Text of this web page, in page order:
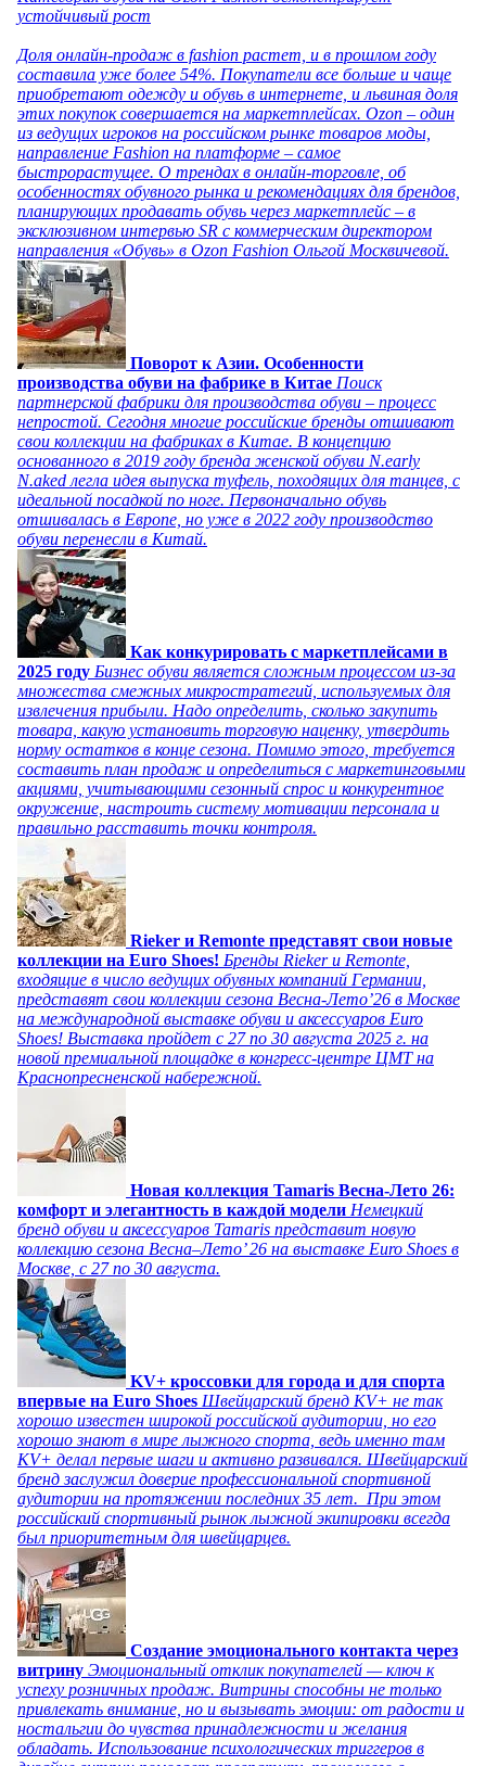
устойчивый рост
Доля онлайн-продаж в fashion растет, и в прошлом году
составила уже более 54%. Покупатели все больше и чаще
приобретают одежду и обувь в интернете, и львиная доля
этих покупок совершается на маркетплейсах. Ozon – один
из ведущих игроков на российском рынке товаров моды,
направление Fashion на платформе – самое
быстрорастущее. О трендах в онлайн-торговле, об
особенностях обувного рынка и рекомендациях для брендов,
планирующих продавать обувь через маркетплейс – в
эксклюзивном интервью SR с коммерческим директором
направления «Обувь» в Ozon Fashion Ольгой Москвичевой.
Поворот к Азии. Особенности
производства обуви на фабрике в Китае Поиск
партнерской фабрики для производства обуви – процесс
непростой. Сегодня многие российские бренды отшивают
свои коллекции на фабриках в Китае. В концепцию
основанного в 2019 году бренда женской обуви N.early
N.aked легла идея выпуска туфель, походящих для танцев, с
идеальной посадкой по ноге. Первоначально обувь
отшивалась в Европе, но уже в 2022 году производство
обуви перенесли в Китай.
Как конкурировать с маркетплейсами в
2025 году Бизнес обуви является сложным процессом из-за
множества смежных микростратегий, используемых для
извлечения прибыли. Надо определить, сколько закупить
товара, какую установить торговую наценку, утвердить
норму остатков в конце сезона. Помимо этого, требуется
составить план продаж и определиться с маркетинговыми
акциями, учитывающими сезонный спрос и конкурентное
окружение, настроить систему мотивации персонала и
правильно расставить точки контроля.
Rieker и Remonte представят свои новые
коллекции на Euro Shoes! Бренды Rieker и Remonte,
входящие в число ведущих обувных компаний Германии,
представят свои коллекции сезона Весна-Лето’26 в Москве
на международной выставке обуви и аксессуаров Euro
Shoes! Выставка пройдет c 27 по 30 августа 2025 г. на
новой премиальной площадке в конгресс-центре ЦМТ на
Краснопресненской набережной.
Новая коллекция Tamaris Весна-Лето 26:
комфорт и элегантность в каждой модели Немецкий
бренд обуви и аксессуаров Tamaris представит новую
коллекцию сезона Весна–Лето’ 26 на выставке Euro Shoes в
Москве, с 27 по 30 августа.
KV+ кроссовки для города и для спорта
впервые на Euro Shoes Швейцарский бренд KV+ не так
хорошо известен широкой российской аудитории, но его
хорошо знают в мире лыжного спорта, ведь именно там
KV+ делал первые шаги и активно развивался. Швейцарский
бренд заслужил доверие профессиональной спортивной
аудитории на протяжении последних 35 лет. При этом
российский спортивный рынок лыжной экипировки всегда
был приоритетным для швейцарцев.
Создание эмоционального контакта через
витрину Эмоциональный отклик покупателей — ключ к
успеху розничных продаж. Витрины способны не только
привлекать внимание, но и вызывать эмоции: от радости и
ностальгии до чувства принадлежности и желания
обладать. Использование психологических триггеров в